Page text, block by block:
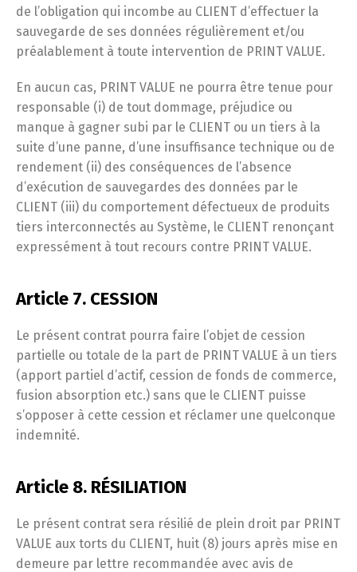
de l’obligation qui incombe au CLIENT d’effectuer la
sauvegarde de ses données régulièrement et/ou
préalablement à toute intervention de PRINT VALUE.
En aucun cas, PRINT VALUE ne pourra être tenue pour
responsable (i) de tout dommage, préjudice ou
manque à gagner subi par le CLIENT ou un tiers à la
suite d’une panne, d’une insuffisance technique ou de
rendement (ii) des conséquences de l’absence
d’exécution de sauvegardes des données par le
CLIENT (iii) du comportement défectueux de produits
tiers interconnectés au Système, le CLIENT renonçant
expressément à tout recours contre PRINT VALUE.
Article 7. CESSION
Le présent contrat pourra faire l’objet de cession
partielle ou totale de la part de PRINT VALUE à un tiers
(apport partiel d’actif, cession de fonds de commerce,
fusion absorption etc.) sans que le CLIENT puisse
s’opposer à cette cession et réclamer une quelconque
indemnité.
Article 8. RÉSILIATION
Le présent contrat sera résilié de plein droit par PRINT
VALUE aux torts du CLIENT, huit (8) jours après mise en
demeure par lettre recommandée avec avis de